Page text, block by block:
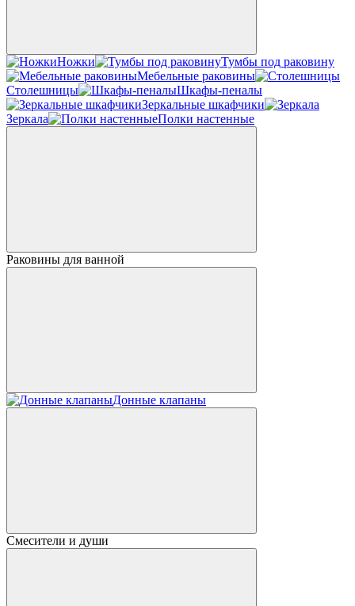
Ножки
Тумбы под раковину
Мебельные раковины
Столешницы
Шкафы-пеналы
Зеркальные шкафчики
Зеркала
Полки настенные
Раковины для ванной
Донные клапаны
Смесители и души